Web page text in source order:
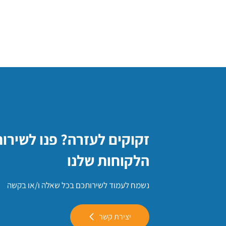
זקוקים לעזרה? פנו
הלקוחות שלנו
נשמח לעמוד לשירותכם בכל שאלה ו/או בקשה
יצירת קשר